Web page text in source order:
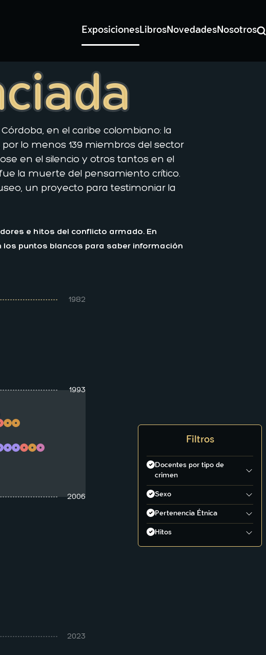
ExposicionesLibrosNovedadesNosotros
en el caribe colombiano: la
lo menos 139 miembros del sector
en el silencio y otros tantos en el
la muerte del pensamiento crítico.
un proyecto para testimoniar la
e hitos del conflicto armado. En
los puntos blancos para saber información
Filtros
Docentes por tipo de
crimen
Desaparición
Sexo
Hombre
Mujer
Pertenencia Étnica
Hitos
Antecedente de conflicto
1982
1993
2006
2023